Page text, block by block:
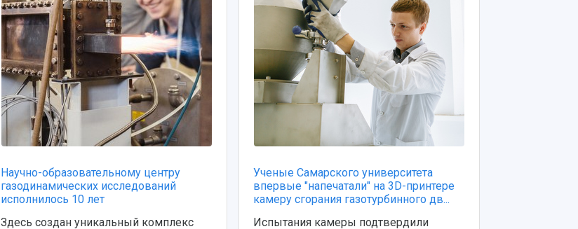
Научно-образовательному центру
газодинамических исследований
исполнилось 10 лет
Здесь создан уникальный комплекс
Ученые Самарского университета
впервые "напечатали" на 3D-принтере
камеру сгорания газотурбинного дв...
Испытания камеры подтвердили